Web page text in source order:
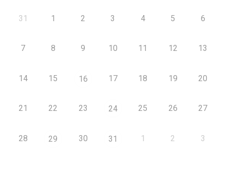
31 1 2 3 4 5 6
7 8 9 10 11 12 13
14 15 16 17 18 19 20
21 22 23 24 25 26 27
28 29 30 31 1 2 3